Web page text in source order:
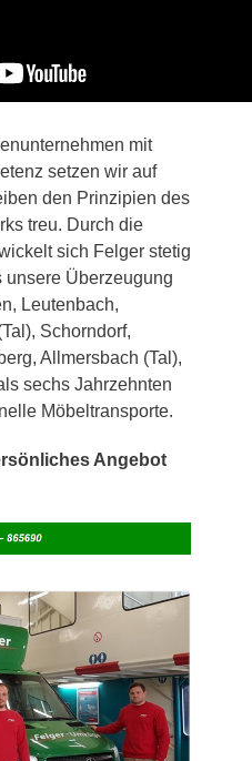
mit
setzen wir auf
den Prinzipien des
treu. Durch die
sich Felger stetig
unsere Überzeugung
Leutenbach,
Schorndorf,
Allmersbach (Tal),
sechs Jahrzehnten
Möbeltransporte.
Angebot